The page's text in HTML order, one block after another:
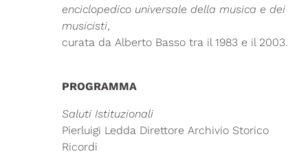
enciclopedico universale della musica e dei
musicisti,
curata da Alberto Basso tra il 1983 e il 2003.
PROGRAMMA
Saluti Istituzionali
Pierluigi Ledda Direttore Archivio Storico
Ricordi